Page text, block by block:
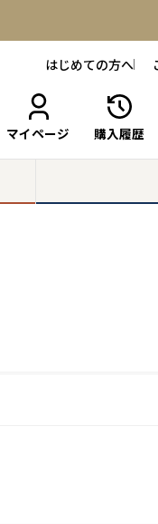
はじめての方へ
マイページ 購入履歴